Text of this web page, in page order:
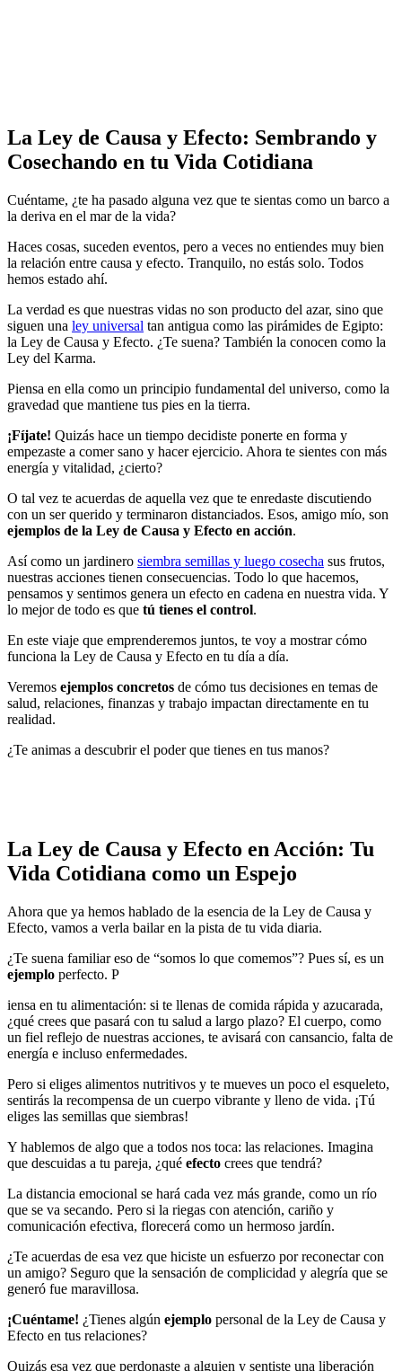
La Ley de Causa y Efecto: Sembrando y
Cosechando en tu Vida Cotidiana
Cuéntame, ¿te ha pasado alguna vez que te sientas como un barco a
la deriva en el mar de la vida?
Haces cosas, suceden eventos, pero a veces no entiendes muy bien
la relación entre causa y efecto. Tranquilo, no estás solo. Todos
hemos estado ahí.
La verdad es que nuestras vidas no son producto del azar, sino que
siguen una ley universal tan antigua como las pirámides de Egipto:
la Ley de Causa y Efecto. ¿Te suena? También la conocen como la
Ley del Karma.
Piensa en ella como un principio fundamental del universo, como la
gravedad que mantiene tus pies en la tierra.
¡Fíjate! Quizás hace un tiempo decidiste ponerte en forma y
empezaste a comer sano y hacer ejercicio. Ahora te sientes con más
energía y vitalidad, ¿cierto?
O tal vez te acuerdas de aquella vez que te enredaste discutiendo
con un ser querido y terminaron distanciados. Esos, amigo mío, son
ejemplos de la Ley de Causa y Efecto en acción.
Así como un jardinero siembra semillas y luego cosecha sus frutos,
nuestras acciones tienen consecuencias. Todo lo que hacemos,
pensamos y sentimos genera un efecto en cadena en nuestra vida. Y
lo mejor de todo es que tú tienes el control.
En este viaje que emprenderemos juntos, te voy a mostrar cómo
funciona la Ley de Causa y Efecto en tu día a día.
Veremos ejemplos concretos de cómo tus decisiones en temas de
salud, relaciones, finanzas y trabajo impactan directamente en tu
realidad.
¿Te animas a descubrir el poder que tienes en tus manos?
La Ley de Causa y Efecto en Acción: Tu
Vida Cotidiana como un Espejo
Ahora que ya hemos hablado de la esencia de la Ley de Causa y
Efecto, vamos a verla bailar en la pista de tu vida diaria.
¿Te suena familiar eso de “somos lo que comemos”? Pues sí, es un
ejemplo perfecto. P
iensa en tu alimentación: si te llenas de comida rápida y azucarada,
¿qué crees que pasará con tu salud a largo plazo? El cuerpo, como
un fiel reflejo de nuestras acciones, te avisará con cansancio, falta de
energía e incluso enfermedades.
Pero si eliges alimentos nutritivos y te mueves un poco el esqueleto,
sentirás la recompensa de un cuerpo vibrante y lleno de vida. ¡Tú
eliges las semillas que siembras!
Y hablemos de algo que a todos nos toca: las relaciones. Imagina
que descuidas a tu pareja, ¿qué efecto crees que tendrá?
La distancia emocional se hará cada vez más grande, como un río
que se va secando. Pero si la riegas con atención, cariño y
comunicación efectiva, florecerá como un hermoso jardín.
¿Te acuerdas de esa vez que hiciste un esfuerzo por reconectar con
un amigo? Seguro que la sensación de complicidad y alegría que se
generó fue maravillosa.
¡Cuéntame! ¿Tienes algún ejemplo personal de la Ley de Causa y
Efecto en tus relaciones?
Quizás esa vez que perdonaste a alguien y sentiste una liberación